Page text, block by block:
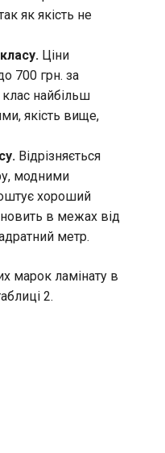
як якість не
Ціни
700 грн. за
найбільш
якість вище,
Відрізняється
модними
хороший
в межах від
метр.
марок ламінату в
2.